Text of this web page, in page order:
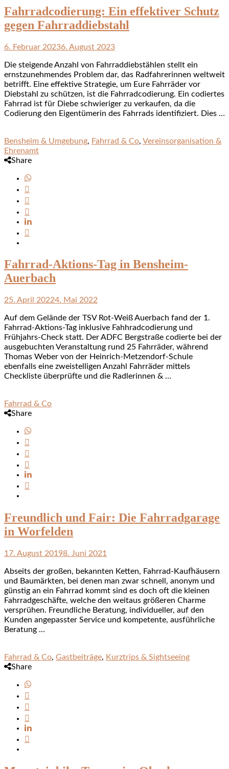
Fahrradcodierung: Ein effektiver Schutz
gegen Fahrraddiebstahl
6. Februar 20236. August 2023
Die steigende Anzahl von Fahrraddiebstählen stellt ein
ernstzunehmendes Problem dar, das Radfahrerinnen weltweit
betrifft. Eine effektive Strategie, um Eure Fahrräder vor
Diebstahl zu schützen, ist die Fahrradcodierung. Ein codiertes
Fahrrad ist für Diebe schwieriger zu verkaufen, da die
Codierung den Eigentümerin des Fahrrads identifiziert. Dies …
Bensheim & Umgebung, Fahrrad & Co, Vereinsorganisation &
Ehrenamt
Share
Fahrrad-Aktions-Tag in Bensheim-
Auerbach
25. April 20224. Mai 2022
Auf dem Gelände der TSV Rot-Weiß Auerbach fand der 1.
Fahrrad-Aktions-Tag inklusive Fahhradcodierung und
Frühjahrs-Check statt. Der ADFC Bergstraße codierte bei der
ausgebuchten Veranstaltung rund 25 Fahrräder, während
Thomas Weber von der Heinrich-Metzendorf-Schule
ebenfalls eine zweistelligen Anzahl Fahrräder mittels
Checkliste überprüfte und die Radlerinnen & …
Fahrrad & Co
Share
Freundlich und Fair: Die Fahrradgarage
in Worfelden
17. August 20198. Juni 2021
Abseits der großen, bekannten Ketten, Fahrrad-Kaufhäusern
und Baumärkten, bei denen man zwar schnell, anonym und
günstig an ein Fahrrad kommt sind es doch oft die kleinen
Fahrradgeschäfte, welche den weitaus größeren Charme
versprühen. Freundliche Beratung, individueller, auf den
Kunden angepasster Service und kompetente, ausführliche
Beratung …
Fahrrad & Co, Gastbeiträge, Kurztrips & Sightseeing
Share